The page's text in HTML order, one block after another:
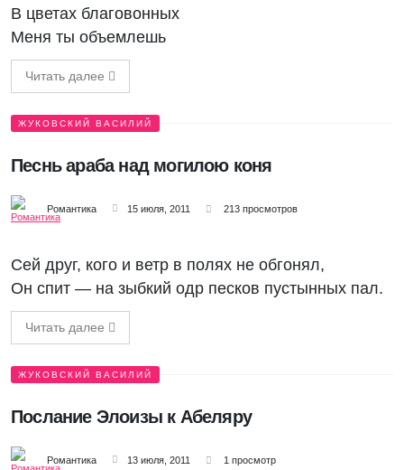
В цветах благовонных
Меня ты объемлешь
Читать далее
ЖУКОВСКИЙ ВАСИЛИЙ
Песнь араба над могилою коня
Романтика 15 июля, 2011 213 просмотров
Сей друг, кого и ветр в полях не обгонял,
Он спит — на зыбкий одр песков пустынных пал.
Читать далее
ЖУКОВСКИЙ ВАСИЛИЙ
Послание Элоизы к Абеляру
Романтика 13 июля, 2011 1 просмотр